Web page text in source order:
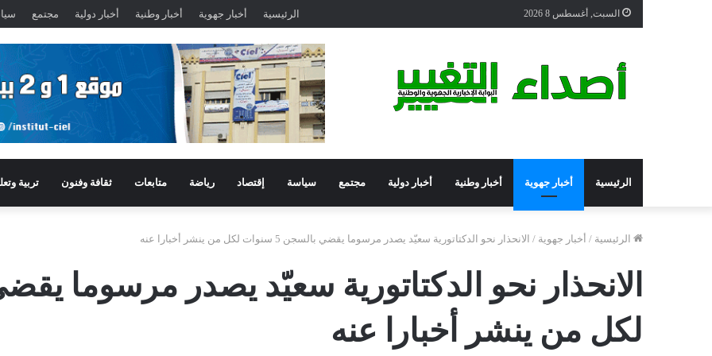
السبت, أغسطس 8 2026 الرئيسية أخبار جهوية أخبار وطنية أخبار دولية مجتمع
الرئيسية أخبار جهوية أخبار وطنية أخبار دولية مجتمع سياسة إقتصاد رياضة متابعات ثقافة وفنون تربية
الرئيسية / أخبار جهوية / الانحذار نحو الدكتاتورية سعيّد يصدر مرسوما يقضي بالسجن 5 سنوات لكل من ينشر أخبارا عنه
لكل من ينشر أخبارا عنه